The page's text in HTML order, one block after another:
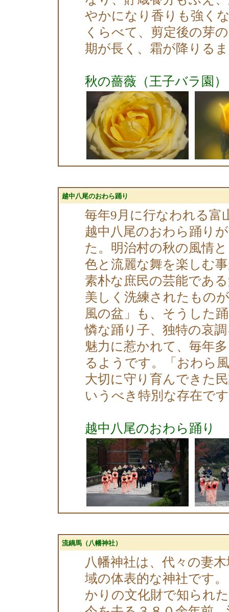
やかになり香りも強く
くらべて、剪定後の芽
期が長く、霜が降りる
秋の薔薇（王子バラ園）
越中八尾のおわら踊り
毎年9月に行なわれる富
越中八尾のおわら踊り
た。明治村の秋の風情
色と流麗な舞を楽しむ
素朴な庶民の芸能であ
美しく洗練されたもの
風の盆」も、そうした
憐な踊り子、独特の哀
魅力に惹かれて、毎年
るようです。「おわら
大切に守り育んできた
いうべき特別な存在で
越中八尾のおわら踊り
流鏑馬（八幡神社）
八幡神社は、代々の妻
域の体表的な神社です
かりの文化財で知られ